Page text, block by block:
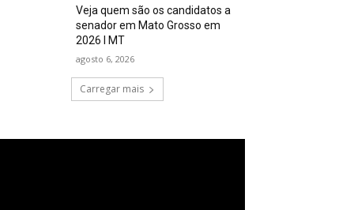
Veja quem são os candidatos a
senador em Mato Grosso em
2026 I MT
agosto 6, 2026
Carregar mais